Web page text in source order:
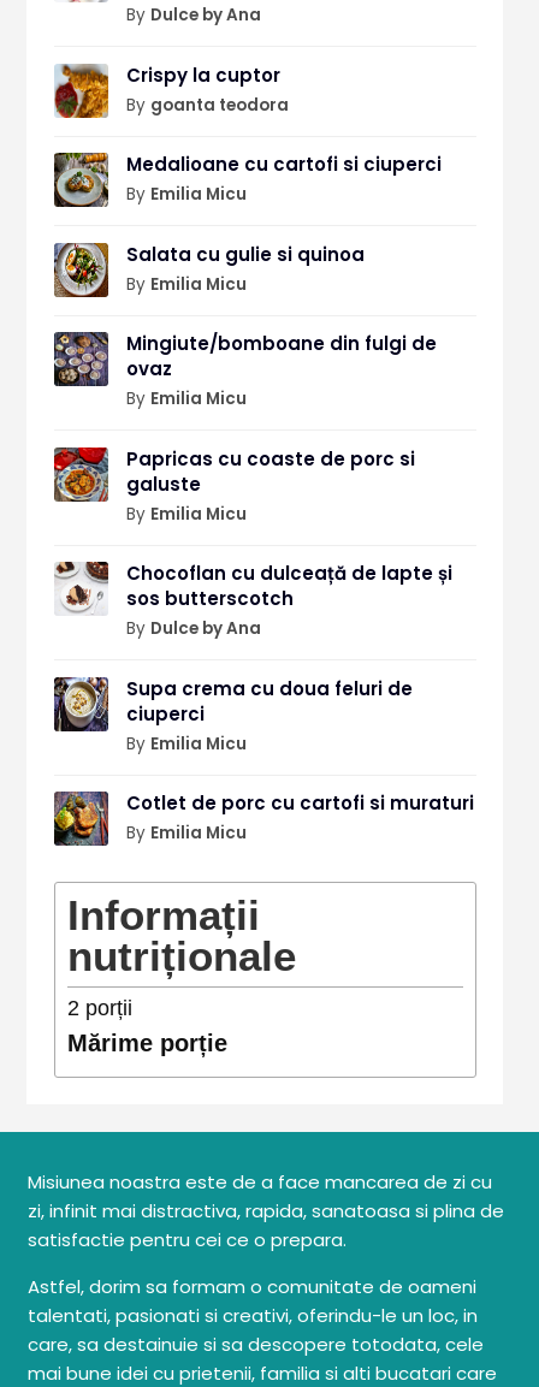
By Dulce by Ana
Crispy la cuptor
By goanta teodora
Medalioane cu cartofi si ciuperci
By Emilia Micu
Salata cu gulie si quinoa
By Emilia Micu
Mingiute/bomboane din fulgi de
ovaz
By Emilia Micu
Papricas cu coaste de porc si
galuste
By Emilia Micu
Chocoflan cu dulceață de lapte și
sos butterscotch
By Dulce by Ana
Supa crema cu doua feluri de
ciuperci
By Emilia Micu
Cotlet de porc cu cartofi si muraturi
By Emilia Micu
Informații
nutriționale
2 porții
Mărime porție
Misiunea noastra este de a face mancarea de zi cu
zi, infinit mai distractiva, rapida, sanatoasa si plina de
satisfactie pentru cei ce o prepara.
Astfel, dorim sa formam o comunitate de oameni
talentati, pasionati si creativi, oferindu-le un loc, in
care, sa destainuie si sa descopere totodata, cele
mai bune idei cu prietenii, familia si alti bucatari care